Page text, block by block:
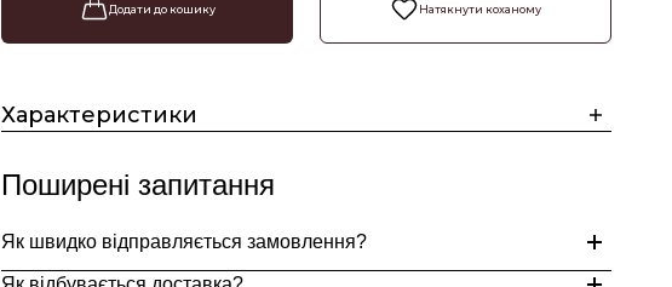
Додати до кошику Натякнути коханому
Характеристики
Поширені запитання
Як швидко відправляється замовлення?